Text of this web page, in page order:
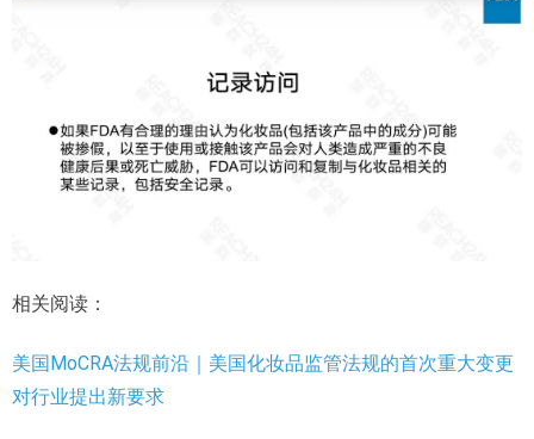
相关阅读：
美国MoCRA法规前沿｜美国化妆品监管法规的首次重大变更
对行业提出新要求